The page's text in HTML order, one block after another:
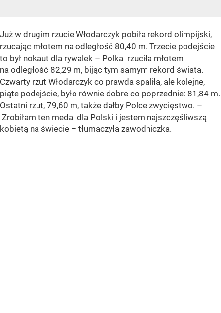
Już w drugim rzucie Włodarczyk pobiła rekord olimpijski,
rzucając młotem na odległość 80,40 m. Trzecie podejście
to był nokaut dla rywalek – Polka rzuciła młotem
na odległość 82,29 m, bijąc tym samym rekord świata.
Czwarty rzut Włodarczyk co prawda spaliła, ale kolejne,
piąte podejście, było równie dobre co poprzednie: 81,84 m.
Ostatni rzut, 79,60 m, także dałby Polce zwycięstwo. –
Zrobiłam ten medal dla Polski i jestem najszczęśliwszą
kobietą na świecie – tłumaczyła zawodniczka.